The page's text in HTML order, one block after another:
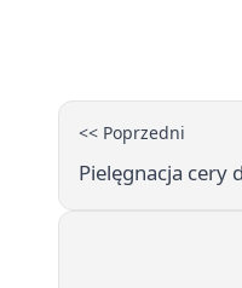
<< Poprzedni
Pielęgnacja cery